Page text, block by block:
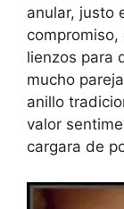
anular, justo
lienzos para
mucho
anillo
valor
cargara de